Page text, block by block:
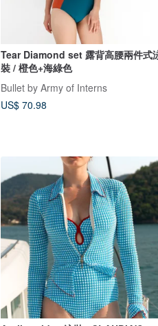
Tear Diamond set 露背高腰兩件式泳
裝 / 橙色+海綠色
Bullet by Army of Interns
US$ 70.98